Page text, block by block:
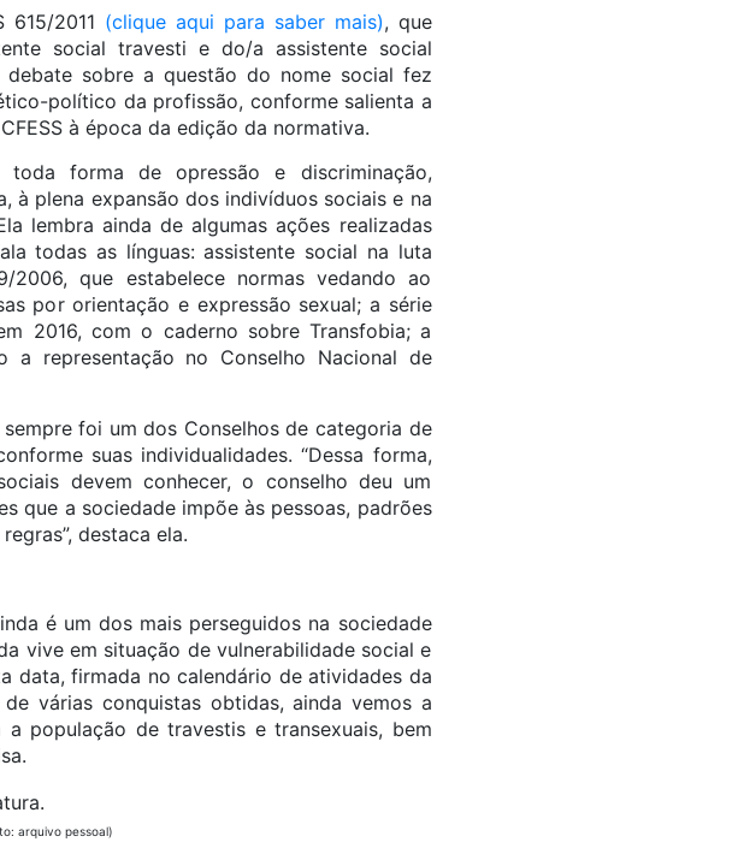
615/2011 (clique aqui para saber mais), que
social travesti e do/a assistente social
sobre a questão do nome social fez
político da profissão, conforme salienta a
à época da edição da normativa.
forma de opressão e discriminação,
à plena expansão dos indivíduos sociais e na
lembra ainda de algumas ações realizadas
todas as línguas: assistente social na luta
que estabelece normas vedando ao
por orientação e expressão sexual; a série
2016, com o caderno sobre Transfobia; a
a representação no Conselho Nacional de
foi um dos Conselhos de categoria de
suas individualidades. “Dessa forma,
devem conhecer, o conselho deu um
que a sociedade impõe às pessoas, padrões
destaca ela.
é um dos mais perseguidos na sociedade
vive em situação de vulnerabilidade social e
data, firmada no calendário de atividades da
várias conquistas obtidas, ainda vemos a
população de travestis e transexuais, bem
arquivo pessoal)